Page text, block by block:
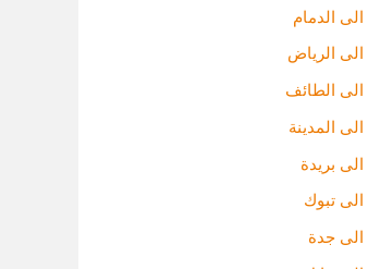
الدمام
الرياض
الطائف
المدينة
بريدة
تبوك
جدة